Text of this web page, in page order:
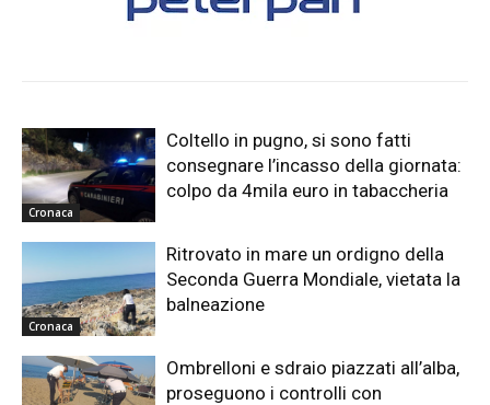
Cronaca
Coltello in pugno, si sono fatti
consegnare l’incasso della giornata:
colpo da 4mila euro in tabaccheria
Cronaca
Ritrovato in mare un ordigno della
Seconda Guerra Mondiale, vietata la
balneazione
Ombrelloni e sdraio piazzati all’alba,
proseguono i controlli con